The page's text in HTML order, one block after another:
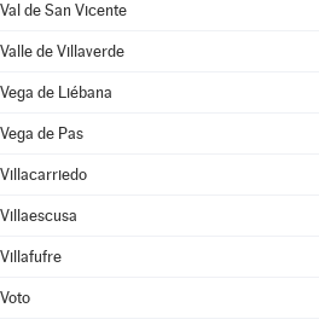
Val de San Vicente
Valle de Villaverde
Vega de Liébana
Vega de Pas
Villacarriedo
Villaescusa
Villafufre
Voto